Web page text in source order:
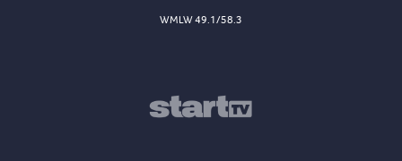
WMLW 49.1/58.3